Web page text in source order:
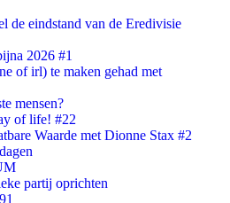
de eindstand van de Eredivisie
2026 #1
of irl) te maken gehad met
mensen?
of life! #22
Waarde met Dionne Stax #2
partij oprichten